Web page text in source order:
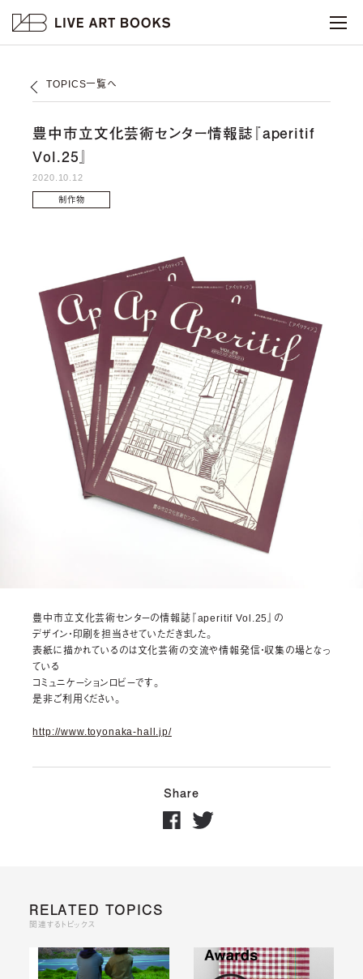
TOPICS一覧へ
豊中市立文化芸術センター情報誌『aperitif
Vol.25』
2020.10.12
制作物
豊中市立文化芸術センターの情報誌『aperitif Vol.25』の
デザイン・印刷を担当させていただきました。
表紙に描かれているのは文化芸術の交流や情報発信・収集の場となっ
ている
コミュニケーションロビーです。
是非ご利用ください。
http://www.toyonaka-hall.jp/
Share
RELATED TOPICS
関連するトピックス